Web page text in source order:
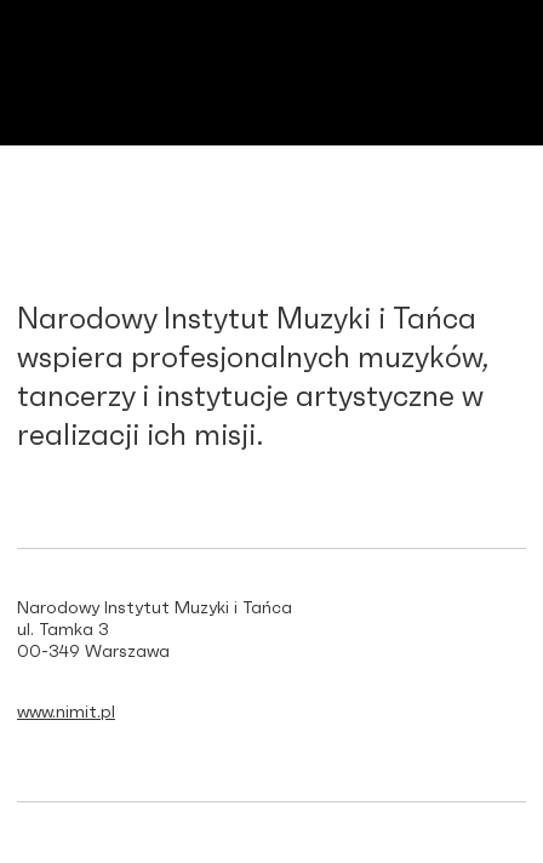
Narodowy Instytut Muzyki i Tańca
wspiera profesjonalnych muzyków,
tancerzy i instytucje artystyczne w
realizacji ich misji.
Narodowy Instytut Muzyki i Tańca
ul. Tamka 3
00-349 Warszawa
www.nimit.pl